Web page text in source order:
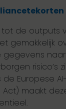
de outputs
gemakkelijk
gegevens
risico’s
Europese AI-
Act) maakt